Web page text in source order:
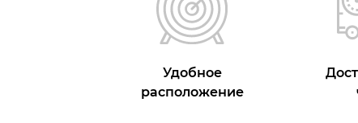
Удобное
расположение